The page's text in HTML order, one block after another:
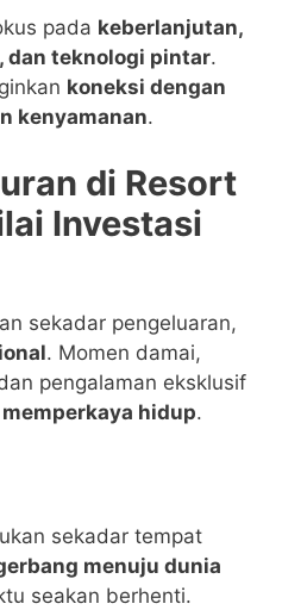
pada keberlanjutan,
dan teknologi pintar.
koneksi dengan
kenyamanan.
di Resort
Investasi
sekadar pengeluaran,
. Momen damai,
pengalaman eksklusif
hidup.
sekadar tempat
menuju dunia
seakan berhenti.